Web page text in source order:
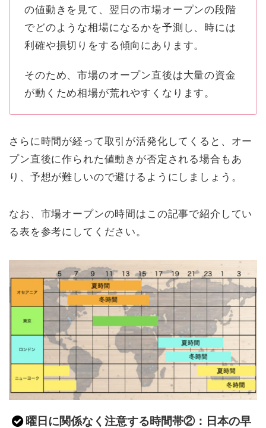
の値動きを見て、翌日の市場オープンの段階
でどのような相場になるかを予測し、時には
利確や損切りをする傾向にあります。
そのため、市場のオープン直後は大量の資金
が動くため相場が荒れやすくなります。
さらに時間が経って取引が活発化してくると、オー
プン直後に作られた値動きが否定される場合もあ
り、予想が難しいので避けるようにしましょう。
なお、市場オープンの時間はこの記事で紹介してい
る表を参考にしてください。
曜日に関係なく注意する時間帯②：日本の早